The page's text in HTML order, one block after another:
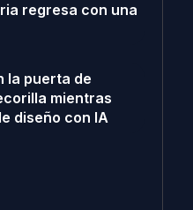
regresa con una
la puerta de
mientras
diseño con IA